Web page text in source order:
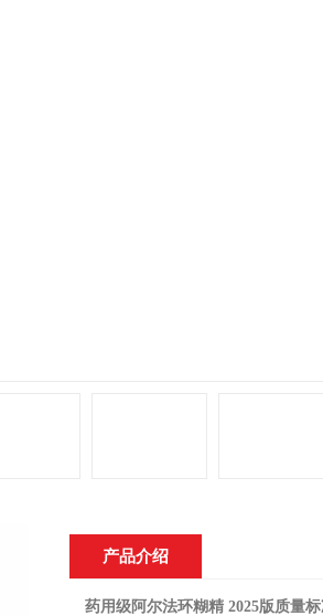
产品介绍
药用级阿尔法环糊精 2025版质量